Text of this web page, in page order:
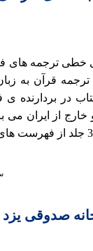
ترجمه های
قرآن به
ش ، 724 ص . این کتاب
سه
صدوقی یزد